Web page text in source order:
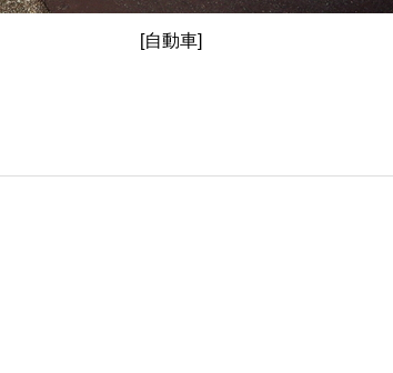
[自動車]